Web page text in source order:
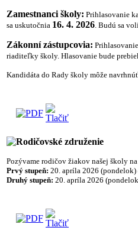
Zamestnanci školy: Prihlasovanie
sa uskutočnia 16. 4. 2026. Budú sa
Zákonní zástupcovia:
riaditeľky školy. Hlasovanie bude
Kandidáta do Rady školy môže
Rodičovské združenie
Pozývame rodičov žiakov našej školy
Prvý stupeň: 20. apríla 2026 (pondelok)
Druhý stupeň: 20. apríla 2026